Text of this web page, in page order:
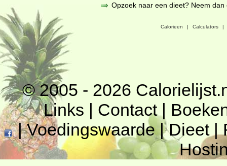
Opzoek naar een dieet? Neem
Calorieen | Calculators |
© 2005 - 2026
Links | Contact|
|Voedingswaarde|Dieet|